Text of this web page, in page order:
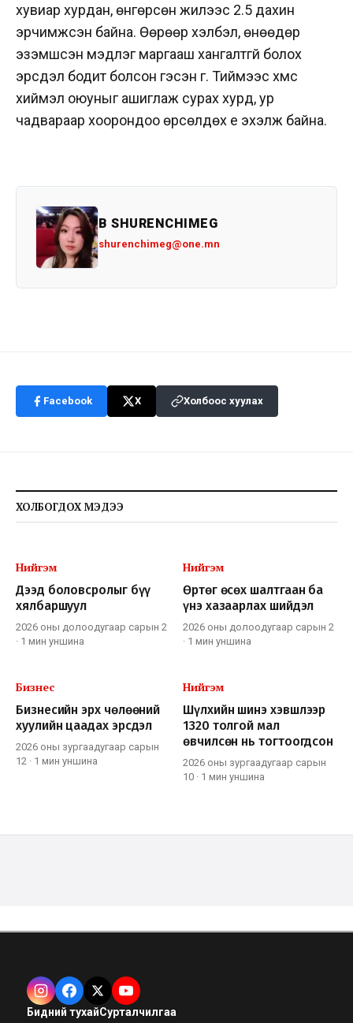
хувиар хурдан, өнгөрсөн жилээс 2.5 дахин
эрчимжсэн байна. Өөрөөр хэлбэл, өнөөдөр
эзэмшсэн мэдлэг маргааш хангалтгүй болох
эрсдэл бодит болсон гэсэн үг. Тиймээс хүмүүс
хиймэл оюуныг ашиглаж сурах хурд, ур
чадвараар хоорондоо өрсөлдөх үе эхэлж байна.
B SHURENCHIMEG
shurenchimeg@one.mn
Facebook X Холбоос хуулах
ХОЛБОГДОХ МЭДЭЭ
Нийгэм
Дээд боловсролыг бүү
хялбаршуул
2026 оны долоодугаар сарын 2
· 1 мин уншина
Нийгэм
Өртөг өсөх шалтгаан ба
үнэ хазаарлах шийдэл
2026 оны долоодугаар сарын 2
· 1 мин уншина
Бизнес
Бизнесийн эрх чөлөөний
хуулийн цаадах эрсдэл
2026 оны зургаадугаар сарын
12 · 1 мин уншина
Нийгэм
Шүлхийн шинэ хэвшлээр
1320 толгой мал
өвчилсөн нь тогтоогдсон
2026 оны зургаадугаар сарын
10 · 1 мин уншина
Бидний тухайСурталчилгаа